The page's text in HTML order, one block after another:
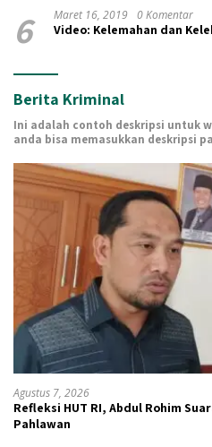
6 Maret 16, 2019 0 Komentar
Video: Kelemahan dan
Berita Kriminal
Ini adalah contoh deskripsi untuk
anda bisa memasukkan deskripsi
Agustus 7, 2026
Refleksi HUT RI, Abdul Rohim
Pahlawan